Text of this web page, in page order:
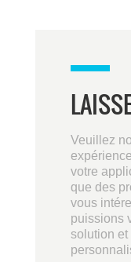
Veuillez
votre
que des
vous
puissions
solution